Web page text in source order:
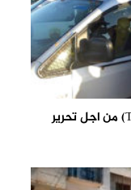
استعمال مسدس الصعق الكهربائي (Taser) من اجل تحرير